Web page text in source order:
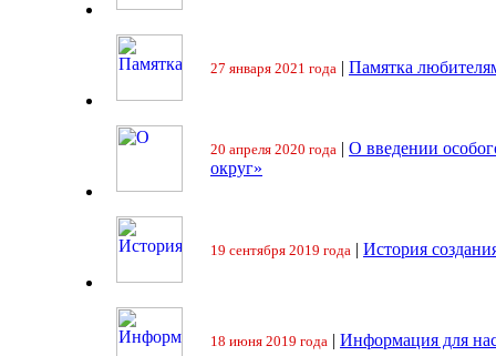
27 января 2021 года | Памятка
20 апреля 2020 года | О введении
округ»
19 сентября 2019 года | История
18 июня 2019 года | Информация для